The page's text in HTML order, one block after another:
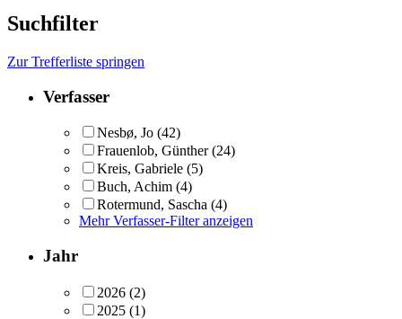
Suchfilter
Zur Trefferliste springen
Verfasser
Nesbø, Jo (42)
Frauenlob, Günther (24)
Kreis, Gabriele (5)
Buch, Achim (4)
Rotermund, Sascha (4)
Mehr Verfasser-Filter anzeigen
Jahr
2026 (2)
2025 (1)